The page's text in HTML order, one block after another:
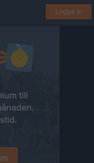
Logga in